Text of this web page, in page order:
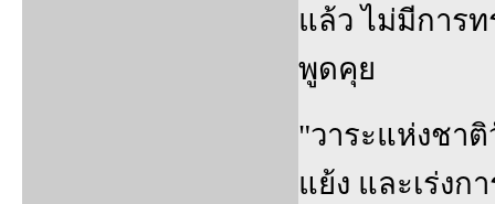
แล้ว ไม่มีการ
พูดคุย
"วาระแห่งชา
แย้ง และเร่งก